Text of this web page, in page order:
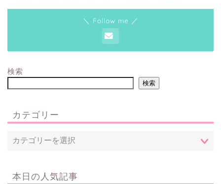
＼ Follow me ／
検索
検索
カテゴリー
本日の人気記事